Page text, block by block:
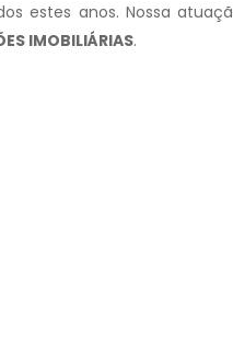
estes anos. Nossa
IMOBILIÁRIAS.